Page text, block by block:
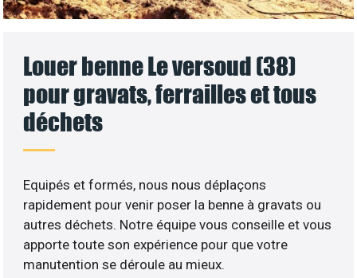
Louer benne Le versoud (38)
pour gravats, ferrailles et tous
déchets
Equipés et formés, nous nous déplaçons
rapidement pour venir poser la benne à gravats ou
autres déchets. Notre équipe vous conseille et vous
apporte toute son expérience pour que votre
manutention se déroule au mieux.